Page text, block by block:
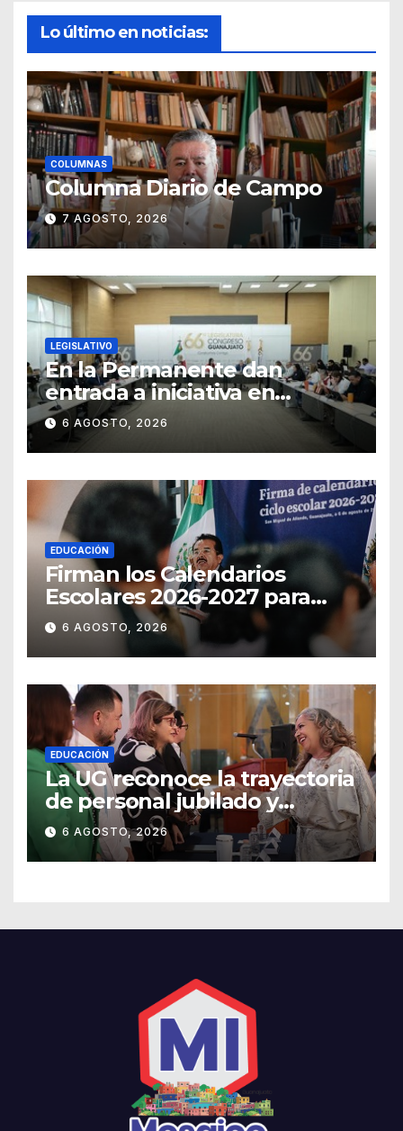
Lo último en noticias:
COLUMNAS
Columna Diario de Campo
7 AGOSTO, 2026
LEGISLATIVO
En la Permanente dan
entrada a iniciativa en
materia notarial
6 AGOSTO, 2026
EDUCACIÓN
Firman los Calendarios
Escolares 2026-2027 para
Guanajuato
6 AGOSTO, 2026
EDUCACIÓN
La UG reconoce la trayectoria
de personal jubilado y
agradece su legado
6 AGOSTO, 2026